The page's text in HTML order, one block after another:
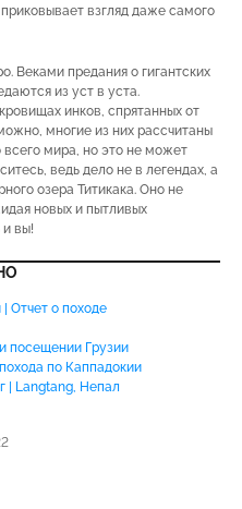
взгляд даже самого
Веками предания о гигантских
из уст в уста.
инков, спрятанных от
многие из них рассчитаны
мира, но это не может
ведь дело не в легендах, а
озера Титикака. Оно не
новых и пытливых
и вы!
Отчет о походе
посещении Грузии
по Каппадокии
| Langtang, Непал